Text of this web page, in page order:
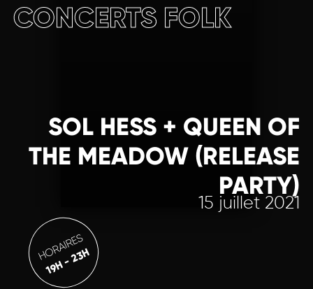
SOL HESS + QUEEN OF
THE MEADOW (RELEASE
PARTY)
15 juillet 2021
CONCERTS FOLK
HORAIRES
19H - 23H